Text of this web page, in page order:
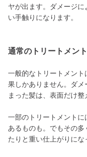
ヤが出ます。ダメージ
い手触りになります。
通常のトリートメン
一般的なトリートメン
果しかありません。ダ
まった髪は、表面だけ整
一部のトリートメント
あるものも。でもその
たりと重い仕上がりにな